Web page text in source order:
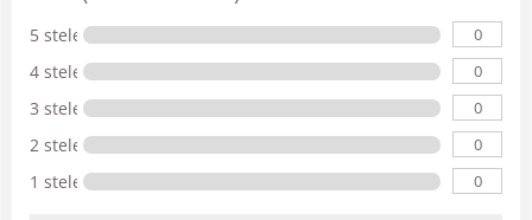
5 stele 0
4 stele 0
3 stele 0
2 stele 0
1 stele 0